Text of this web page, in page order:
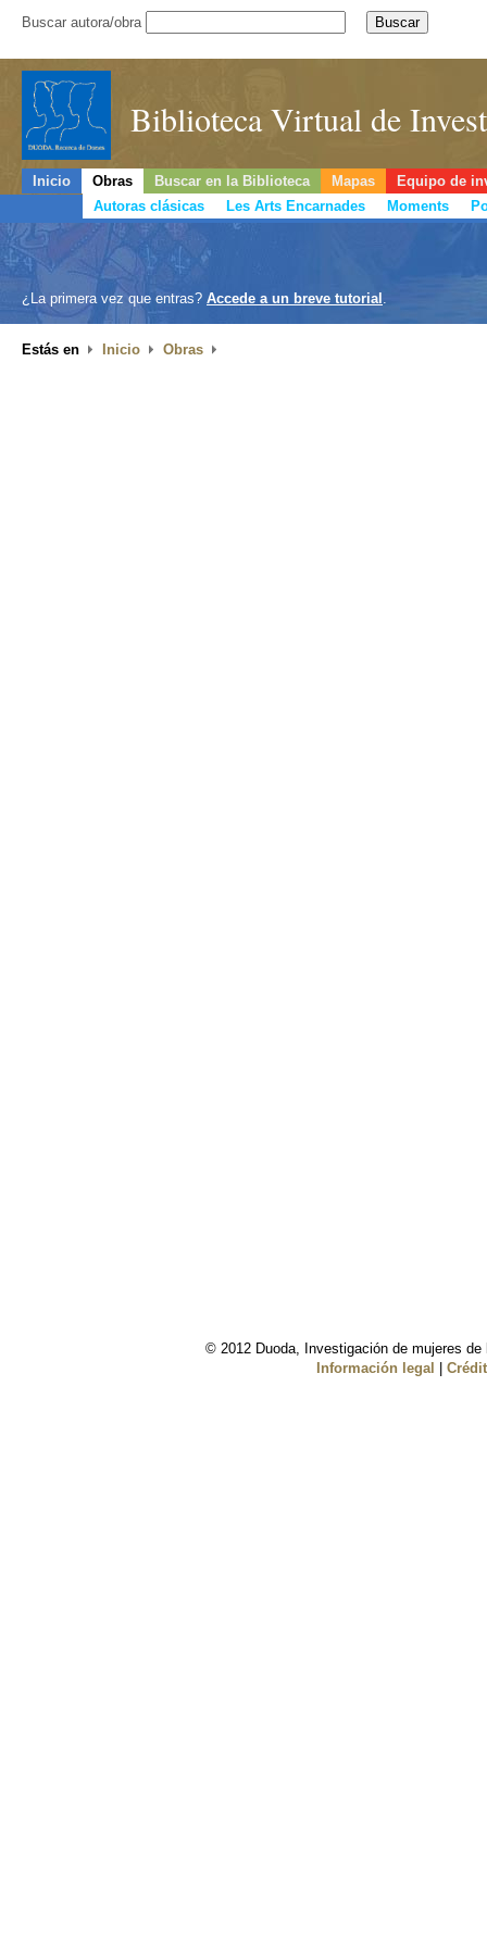
Buscar autora/obra
Biblioteca Virtual de
Inicio Obras Buscar en la Biblioteca Mapas
Equipo de
Autoras clásicas
Les Arts Encarnades Moments
¿La primera vez que entras? Accede a un breve tutorial .
Estás en Inicio Obras
© 2012 Duoda, Investigación de mujeres
Información legal